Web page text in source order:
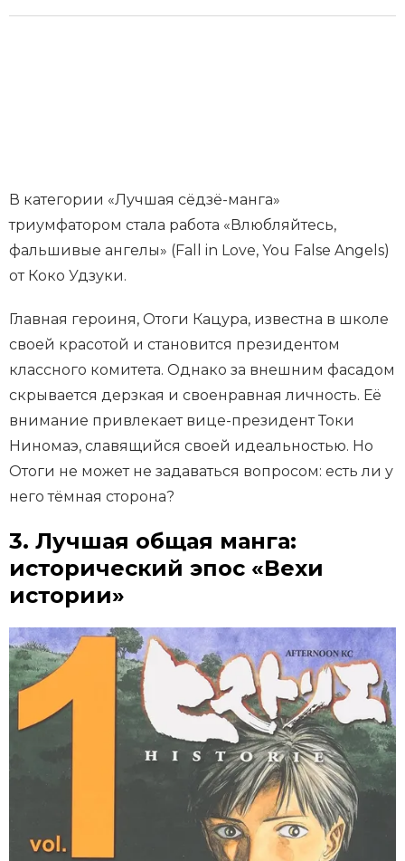
В категории «Лучшая сёдзё-манга»
триумфатором стала работа «Влюбляйтесь,
фальшивые ангелы» (Fall in Love, You False Angels)
от Коко Удзуки.
Главная героиня, Отоги Кацура, известна в школе
своей красотой и становится президентом
классного комитета. Однако за внешним фасадом
скрывается дерзкая и своенравная личность. Её
внимание привлекает вице-президент Токи
Ниномаэ, славящийся своей идеальностью. Но
Отоги не может не задаваться вопросом: есть ли у
него тёмная сторона?
3. Лучшая общая манга:
исторический эпос «Вехи
истории»